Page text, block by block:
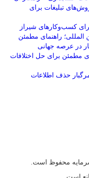
تبلیغات برای
کسب‌وکارهای شیراز
المللی؛ راهنمای مطمئن
در عرصه جهانی
مطمئن برای حل اختلافات
مرگبار حذف اطلاعات
محفوظ است.
است.